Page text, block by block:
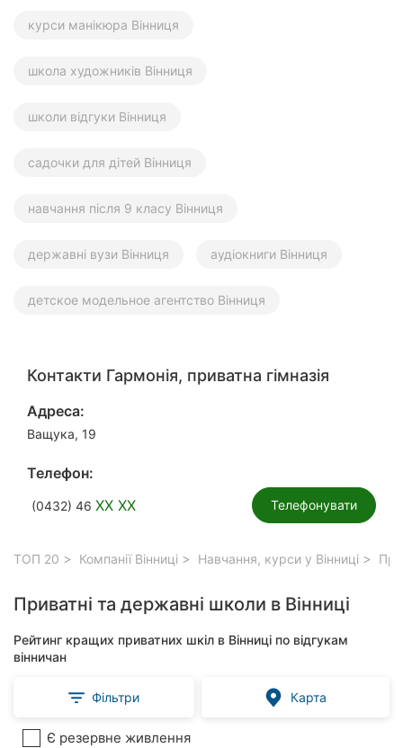
курси манікюра Вінниця
школа художників Вінниця
школи відгуки Вінниця
садочки для дітей Вінниця
навчання після 9 класу Вінниця
державні вузи Вінниця аудіокниги Вінниця
детское модельное агентство Вінниця
Контакти Гармонія, приватна гімназія
Адреса:
Ващука, 19
Телефон:
(0432) 46 XX XX Телефонувати
ТОП 20 Компанії Вінниці Навчання, курси у Вінниці
Приватні та державні школи в Вінниці
Рейтинг кращих приватних шкіл в Вінниці по відгукам
вінничан
Фільтри Карта
Є резервне живлення